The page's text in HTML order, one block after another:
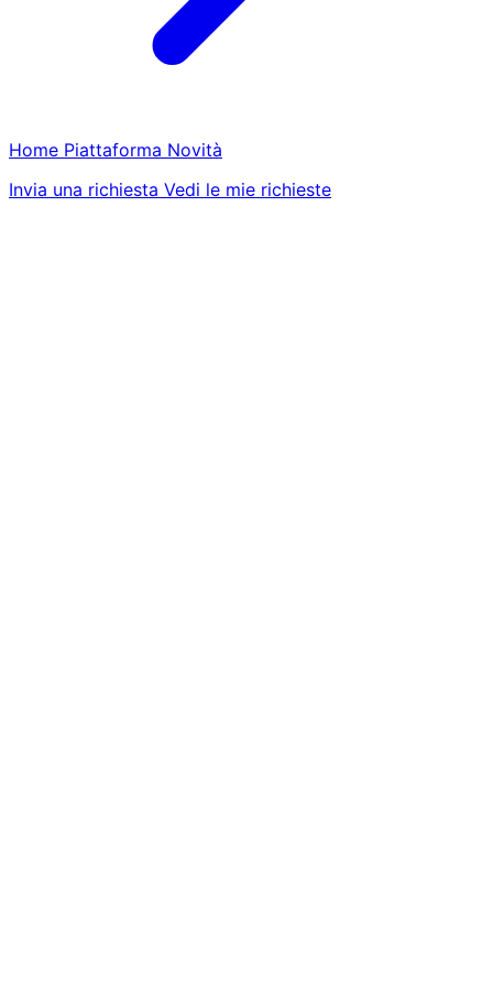
Home Piattaforma Novità
Invia una richiesta Vedi le mie richieste